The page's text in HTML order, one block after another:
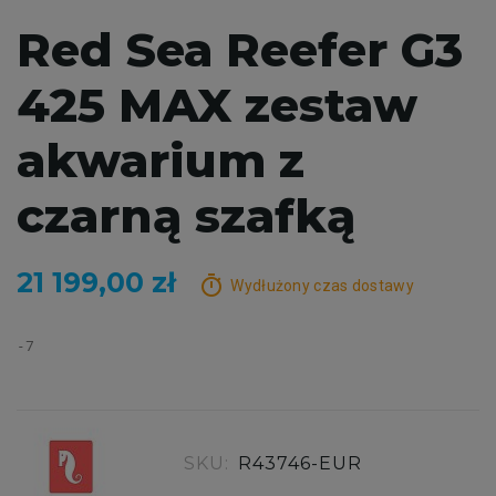
Red Sea Reefer G3
425 MAX zestaw
akwarium z
czarną szafką
21 199,00 zł timer Wydłużony czas dostawy
7
SKU: R43746-EUR